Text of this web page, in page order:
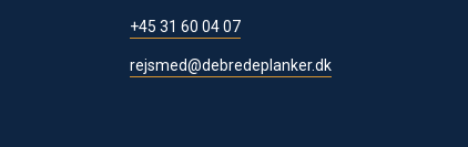
+45 31 60 04 07
rejsmed@debredeplanker.dk